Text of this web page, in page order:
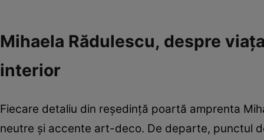
Mihaela Rădulescu, despre
interior
Fiecare detaliu din reședință poartă amprenta
neutre și accente art-deco. De departe, punctul